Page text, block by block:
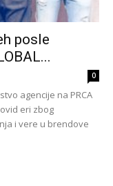
posle
0
agencije na PRCA
eri zbog
i vere u brendove